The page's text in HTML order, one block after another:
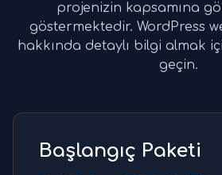
projenizin kapsamına
göstermektedir. WordPress
hakkında detaylı bilgi almak
geçin.
Başlangıç Paketi